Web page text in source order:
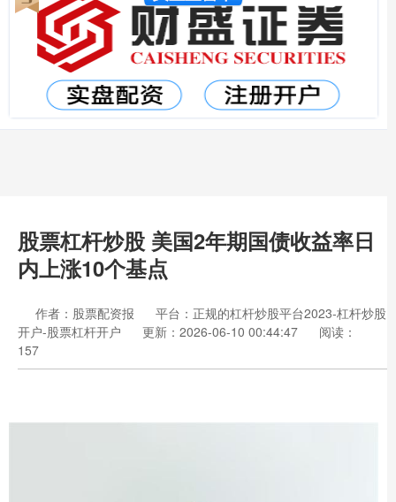
股票杠杆炒股 美国2年期国债收益率日
内上涨10个基点
作者：股票配资报
平台：正规的杠杆炒股平台2023-杠杆炒股
开户-股票杠杆开户
更新：2026-06-10 00:44:47
阅读：
157